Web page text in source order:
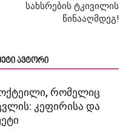
სახსრების ტკივილის
წინააღმდეგ!
ავტორი
რომელიც
კეფირისა და